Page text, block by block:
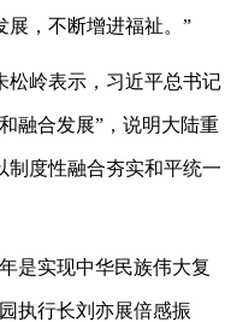
展，不断增进福祉。”
岭表示，习近平总书记
融合发展”，说明大陆重
制度性融合夯实和平统一
实现中华民族伟大复
执行长刘亦展倍感振